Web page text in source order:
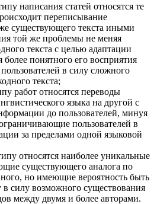
написания статей относятся те
переписывание
существующего текста иными
той же проблемы не меняя
текста с целью адаптации
более понятного его восприятия
в силу сложного
текста;
работ относятся переводы
языка на другой с
до пользователей, минуя
пользователей в
за пределами одной языковой
относятся наиболее уникальные
существующего аналога по
но имеющие вероятность быть
силу возможного существования
между двумя и более авторами.